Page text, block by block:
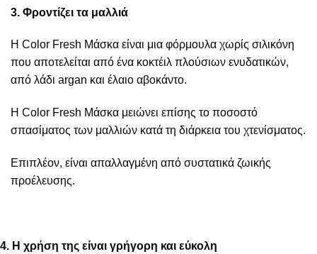
3. Φροντίζει τα μαλλιά
Η Color Fresh Μάσκα είναι μια φόρμουλα χωρίς σιλικόνη
που αποτελείται από ένα κοκτέιλ πλούσιων ενυδατικών,
από λάδι argan και έλαιο αβοκάντο.
Η Color Fresh Μάσκα μειώνει επίσης το ποσοστό
σπασίματος των μαλλιών κατά τη διάρκεια του χτενίσματος.
Επιπλέον, είναι απαλλαγμένη από συστατικά ζωικής
προέλευσης.
4. Η χρήση της είναι γρήγορη και εύκολη